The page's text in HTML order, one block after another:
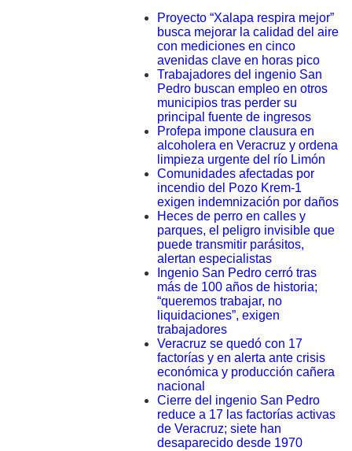
Proyecto “Xalapa respira mejor”
busca mejorar la calidad del aire
con mediciones en cinco
avenidas clave en horas pico
Trabajadores del ingenio San
Pedro buscan empleo en otros
municipios tras perder su
principal fuente de ingresos
Profepa impone clausura en
alcoholera en Veracruz y ordena
limpieza urgente del río Limón
Comunidades afectadas por
incendio del Pozo Krem-1
exigen indemnización por daños
Heces de perro en calles y
parques, el peligro invisible que
puede transmitir parásitos,
alertan especialistas
Ingenio San Pedro cerró tras
más de 100 años de historia;
“queremos trabajar, no
liquidaciones”, exigen
trabajadores
Veracruz se quedó con 17
factorías y en alerta ante crisis
económica y producción cañera
nacional
Cierre del ingenio San Pedro
reduce a 17 las factorías activas
de Veracruz; siete han
desaparecido desde 1970